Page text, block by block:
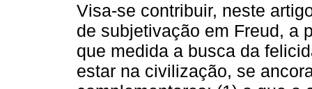
Visa-se contribuir, neste
de subjetivação em Freud, a
que medida a busca da
estar na civilização, se